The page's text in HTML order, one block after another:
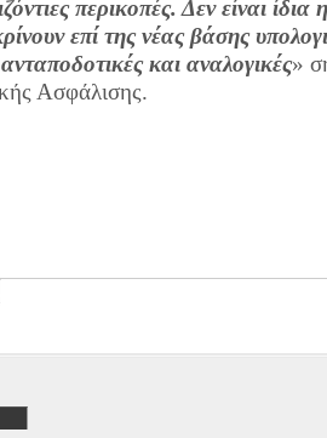
περικοπές. Δεν είναι
επί της νέας βάσης
και αναλογικές»
Ασφάλισης.